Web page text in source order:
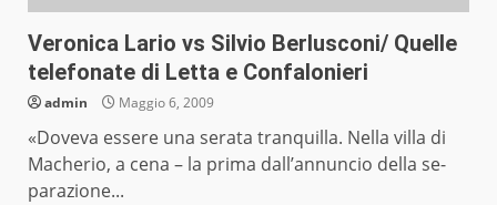
Veronica Lario vs Silvio Berlusconi/ Quelle
telefonate di Letta e Confalonieri
admin Maggio 6, 2009
«Doveva essere una serata tranquilla. Nella villa di
Macherio, a cena – la prima dall’annuncio della se­
parazione...